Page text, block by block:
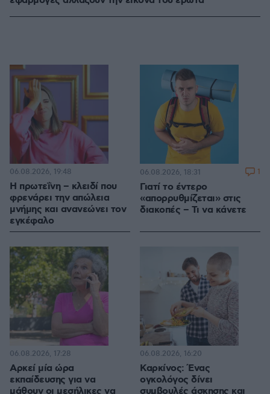
Η πρωτεΐνη – κλειδί που
φρενάρει την απώλεια
μνήμης και ανανεώνει τον
εγκέφαλο
06.08.2026, 19:48
Γιατί το έντερο
«απορρυθμίζεται» στις
διακοπές – Τι να κάνετε
06.08.2026, 18:31 1
Αρκεί μία ώρα
εκπαίδευσης για να
μάθουν οι μεσήλικες να
06.08.2026, 17:28
Καρκίνος: Ένας
ογκολόγος δίνει
συμβουλές άσκησης και
06.08.2026, 16:20